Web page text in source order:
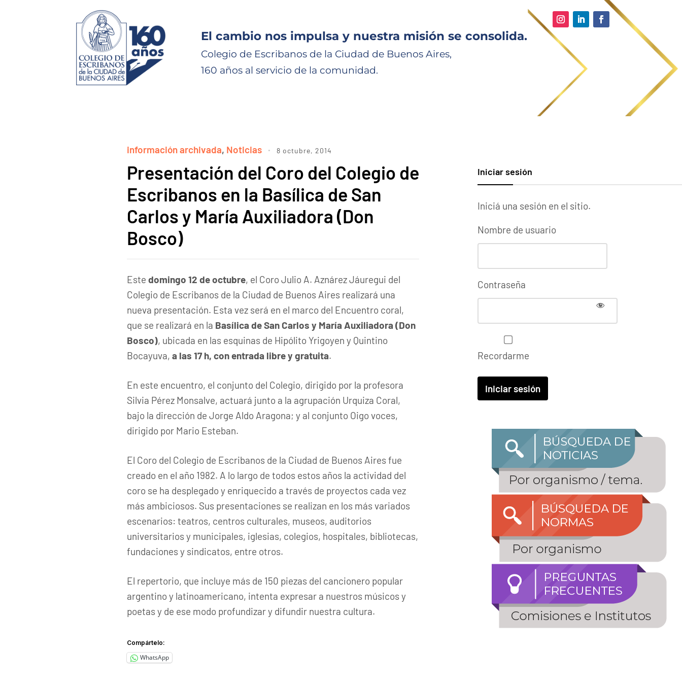
El cambio nos impulsa y nuestra misión se consolida.
Colegio de Escribanos de la Ciudad de Buenos Aires,
160 años al servicio de la comunidad.
información archivada, Noticias 8 octubre, 2014
Presentación del Coro del Colegio de
Escribanos en la Basílica de San
Carlos y María Auxiliadora (Don
Bosco)
Este domingo 12 de octubre, el Coro Julio A. Aznárez Jáuregui del
Colegio de Escribanos de la Ciudad de Buenos Aires realizará una
nueva presentación. Esta vez será en el marco del Encuentro coral,
que se realizará en la Basílica de San Carlos y María Auxiliadora (Don
Bosco), ubicada en las esquinas de Hipólito Yrigoyen y Quintino
Bocayuva, a las 17 h, con entrada libre y gratuita.
En este encuentro, el conjunto del Colegio, dirigido por la profesora
Silvia Pérez Monsalve, actuará junto a la agrupación Urquiza Coral,
bajo la dirección de Jorge Aldo Aragona; y al conjunto Oigo voces,
dirigido por Mario Esteban.
El Coro del Colegio de Escribanos de la Ciudad de Buenos Aires fue
creado en el año 1982. A lo largo de todos estos años la actividad del
coro se ha desplegado y enriquecido a través de proyectos cada vez
más ambiciosos. Sus presentaciones se realizan en los más variados
escenarios: teatros, centros culturales, museos, auditorios
universitarios y municipales, iglesias, colegios, hospitales, bibliotecas,
fundaciones y sindicatos, entre otros.
El repertorio, que incluye más de 150 piezas del cancionero popular
argentino y latinoamericano, intenta expresar a nuestros músicos y
poetas y de ese modo profundizar y difundir nuestra cultura.
Compártelo:
WhatsApp
Iniciar sesión
Iniciá una sesión en el sitio.
Nombre de usuario
Contraseña
Recordarme